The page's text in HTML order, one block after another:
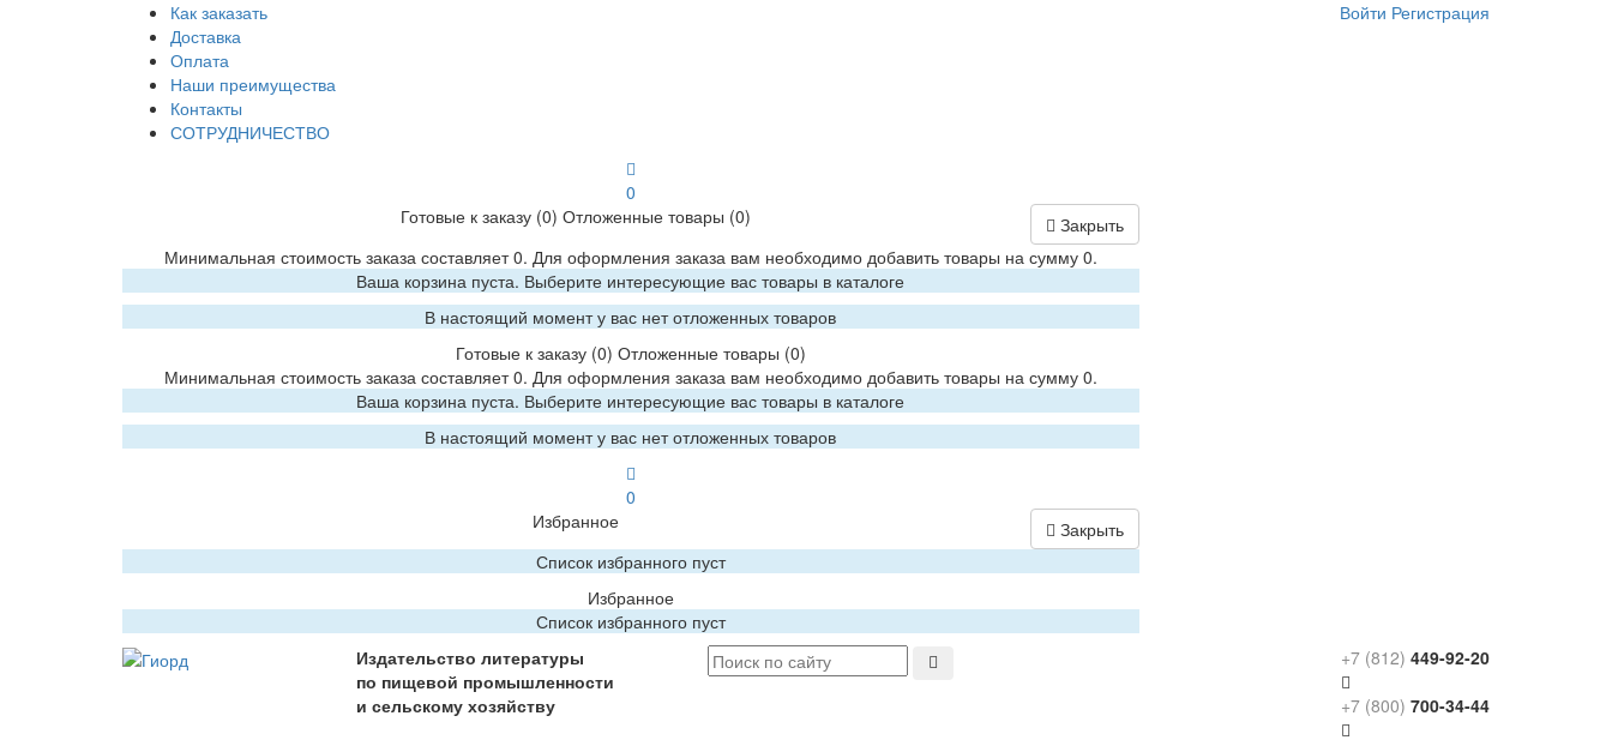
Как заказать
Доставка
Оплата
Наши преимущества
Контакты
СОТРУДНИЧЕСТВО
0
Готовые к заказу (0) Отложенные товары (0)
Закрыть
Минимальная стоимость заказа составляет 0. Для оформления заказа вам необходимо добавить товары на сумму 0.
Ваша корзина пуста. Выберите интересующие вас товары в каталоге
В настоящий момент у вас нет отложенных товаров
Готовые к заказу(0) Отложенные товары (0)
Минимальная стоимость заказа составляет 0. Для оформления заказа вам необходимо добавить товары на сумму 0.
Ваша корзина пуста. Выберите интересующие вас товары в каталоге
В настоящий момент у вас нет отложенных товаров
0
Избранное
Закрыть
Список избранного пуст
Избранное
Список избранного пуст
Войти Регистрация
Издательство литературы
по пищевой промышленности
и сельскому хозяйству
+7 (812) 449-92-20
+7 (800) 700-34-44